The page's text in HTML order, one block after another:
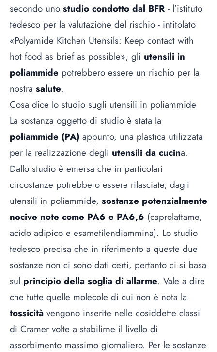
secondo uno studio condotto dal BFR - l’istituto
tedesco per la valutazione del rischio - intitolato
«Polyamide Kitchen Utensils: Keep contact with
hot food as brief as possible», gli utensili in
poliammide potrebbero essere un rischio per la
nostra salute.
Cosa dice lo studio sugli utensili in poliammide
La sostanza oggetto di studio è stata la
poliammide (PA) appunto, una plastica utilizzata
per la realizzazione degli utensili da cucina.
Dallo studio è emersa che in particolari
circostanze potrebbero essere rilasciate, dagli
utensili in poliammide, sostanze potenzialmente
nocive note come PA6 e PA6,6 (caprolattame,
acido adipico e esametilendiammina). Lo studio
tedesco precisa che in riferimento a queste due
sostanze non ci sono dati certi, pertanto ci si basa
sul principio della soglia di allarme. Vale a dire
che tutte quelle molecole di cui non è nota la
tossicità vengono inserite nelle cosiddette classi
di Cramer volte a stabilirne il livello di
assorbimento massimo giornaliero. Per le sostanze